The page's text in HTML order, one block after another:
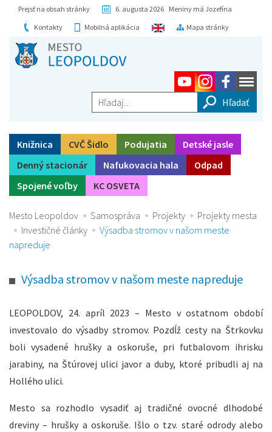
Prejsť na obsah stránky
6. augusta 2026 Meniny má Jozefína
Kontakty
Mobilná aplikácia Mapa stránky
Hľadaj...
Knižnica CVČ Šidlo Podujatia
Detské jasle
Denný stacionár
Nafukovacia hala
Odpad
Spojené voľby
KC OSVETA
Mesto Leopoldov Samospráva Projekty
Projekty mesta
Investičné články
Výsadba stromov v našom meste
napreduje
Výsadba stromov v našom meste napreduje
LEOPOLDOV, 24. apríl 2023 – Mesto v ostatnom období
investovalo do výsadby stromov. Pozdĺž cesty na Štrkovku
boli vysadené hrušky a oskoruše, pri futbalovom ihrisku
jarabiny, na Štúrovej ulici javor a duby, ktoré pribudli aj na
Hollého ulici.
Mesto sa rozhodlo vysadiť aj tradičné ovocné dlhodobé
dreviny – hrušky a oskoruše. Išlo o tzv. staré odrody alebo